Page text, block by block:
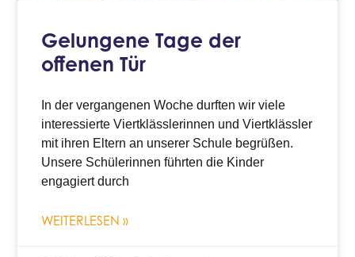
Gelungene Tage der
offenen Tür
In der vergangenen Woche durften wir viele
interessierte Viertklässlerinnen und Viertklässler
mit ihren Eltern an unserer Schule begrüßen.
Unsere Schülerinnen führten die Kinder
engagiert durch
WEITERLESEN »